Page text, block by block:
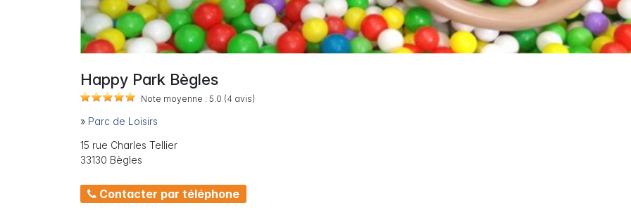
Happy Park Bègles
Note moyenne : 5.0 (4 avis)
» Parc de Loisirs
15 rue Charles Tellier
33130 Bègles
Contacter par téléphone